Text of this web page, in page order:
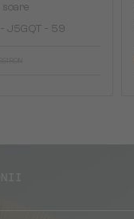
soare
J5GQT - 59